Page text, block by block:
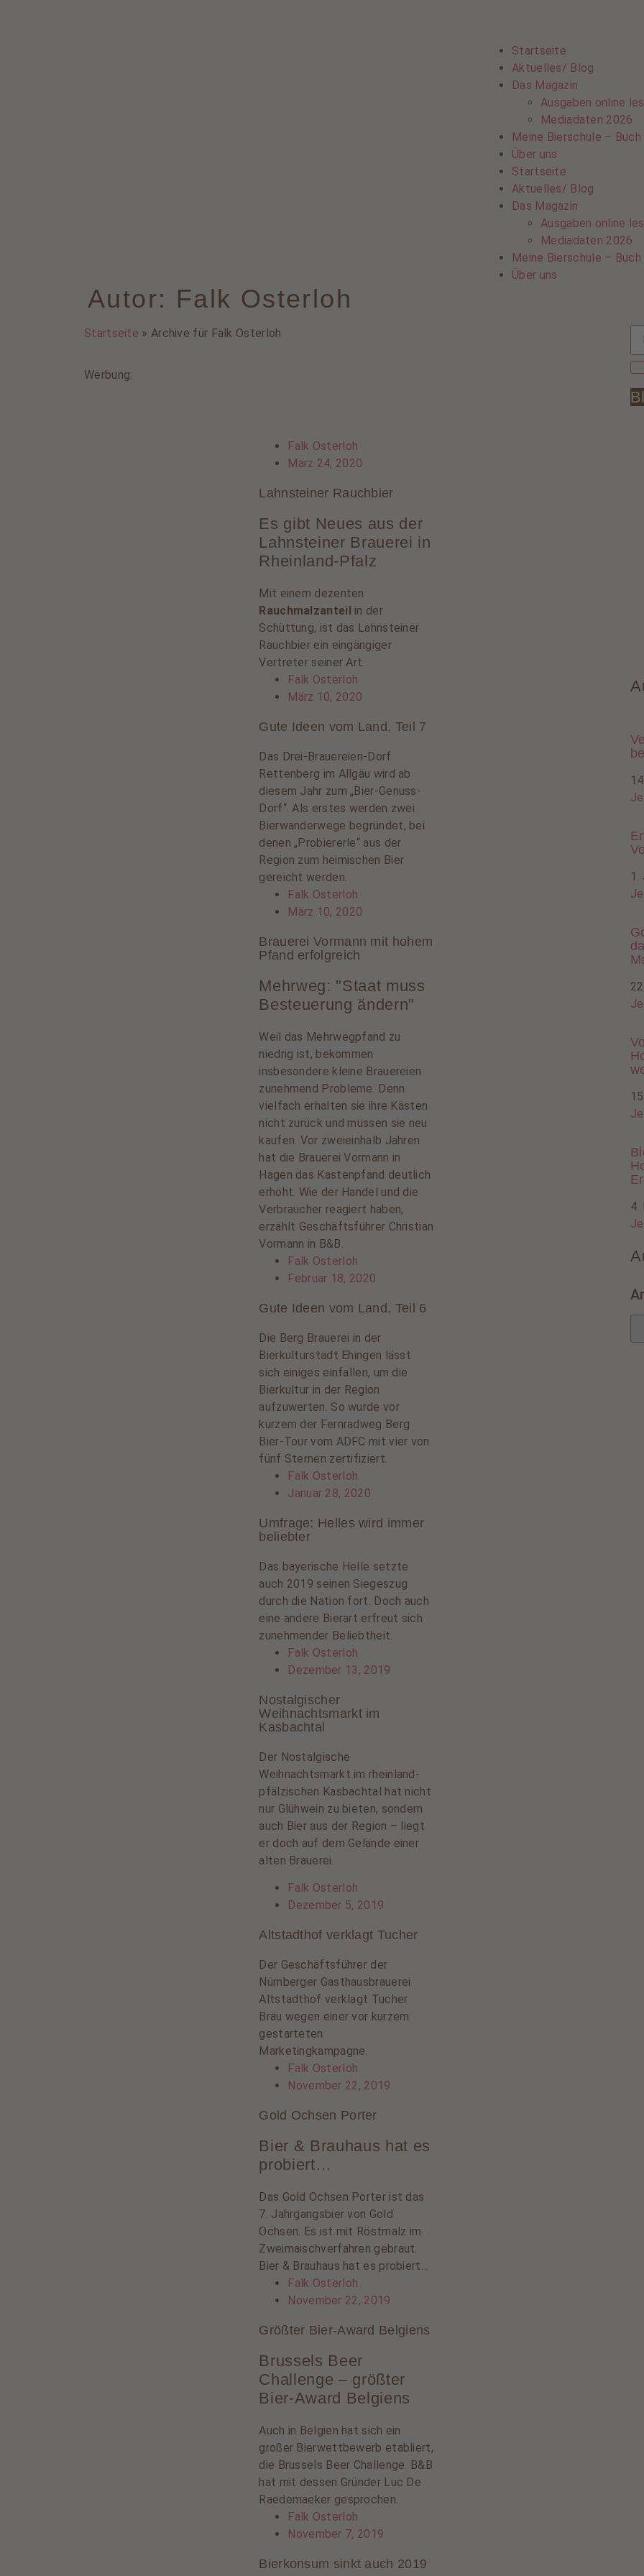
Startseite
Aktuelles/ Blog
Das Magazin
Ausgaben online
Mediadaten 2026
Meine Bierschule – Buch
Über uns
Startseite
Aktuelles/ Blog
Das Magazin
Ausgaben online
Mediadaten 2026
Meine Bierschule – Buch
Über uns
Autor: Falk Osterloh
Startseite » Archive für Falk Osterloh
Werbung:
Falk Osterloh
März 24, 2020
Lahnsteiner Rauchbier
Es gibt Neues aus der
Lahnsteiner Brauerei in
Rheinland-Pfalz
Mit einem dezenten
Rauchmalzanteil in der
Schüttung, ist das Lahnsteiner
Rauchbier ein eingängiger
Vertreter seiner Art.
Falk Osterloh
März 10, 2020
Gute Ideen vom Land, Teil 7
Das Drei-Brauereien-Dorf
Rettenberg im Allgäu wird ab
diesem Jahr zum „Bier-Genuss-
Dorf“. Als erstes werden zwei
Bierwanderwege begründet, bei
denen „Probiererle“ aus der
Region zum heimischen Bier
gereicht werden.
Falk Osterloh
März 10, 2020
Brauerei Vormann mit hohem
Pfand erfolgreich
Mehrweg: "Staat muss
Besteuerung ändern"
Weil das Mehrwegpfand zu
niedrig ist, bekommen
insbesondere kleine Brauereien
zunehmend Probleme. Denn
vielfach erhalten sie ihre Kästen
nicht zurück und müssen sie neu
kaufen. Vor zweieinhalb Jahren
hat die Brauerei Vormann in
Hagen das Kastenpfand deutlich
erhöht. Wie der Handel und die
Verbraucher reagiert haben,
erzählt Geschäftsführer Christian
Vormann in B&B.
Falk Osterloh
Februar 18, 2020
Gute Ideen vom Land, Teil 6
Die Berg Brauerei in der
Bierkulturstadt Ehingen lässt
sich einiges einfallen, um die
Bierkultur in der Region
aufzuwerten. So wurde vor
kurzem der Fernradweg Berg
Bier-Tour vom ADFC mit vier von
fünf Sternen zertifiziert.
Falk Osterloh
Januar 28, 2020
Umfrage: Helles wird immer
beliebter
Das bayerische Helle setzte
auch 2019 seinen Siegeszug
durch die Nation fort. Doch auch
eine andere Bierart erfreut sich
zunehmender Beliebtheit.
Falk Osterloh
Dezember 13, 2019
Nostalgischer
Weihnachtsmarkt im
Kasbachtal
Der Nostalgische
Weihnachtsmarkt im rheinland-
pfälzischen Kasbachtal hat nicht
nur Glühwein zu bieten, sondern
auch Bier aus der Region – liegt
er doch auf dem Gelände einer
alten Brauerei.
Falk Osterloh
Dezember 5, 2019
Altstadthof verklagt Tucher
Der Geschäftsführer der
Nürnberger Gasthausbrauerei
Altstadthof verklagt Tucher
Bräu wegen einer vor kurzem
gestarteten
Marketingkampagne.
Falk Osterloh
November 22, 2019
Gold Ochsen Porter
Bier & Brauhaus hat es
probiert…
Das Gold Ochsen Porter ist das
7. Jahrgangsbier von Gold
Ochsen. Es ist mit Röstmalz im
Zweimaischverfahren gebraut.
Bier & Brauhaus hat es probiert…
Falk Osterloh
November 22, 2019
Größter Bier-Award Belgiens
Brussels Beer
Challenge – größter
Bier-Award Belgiens
Auch in Belgien hat sich ein
großer Bierwettbewerb etabliert,
die Brussels Beer Challenge. B&B
hat mit dessen Gründer Luc De
Raedemaeker gesprochen.
Falk Osterloh
November 7, 2019
Bierkonsum sinkt auch 2019
1.
4.